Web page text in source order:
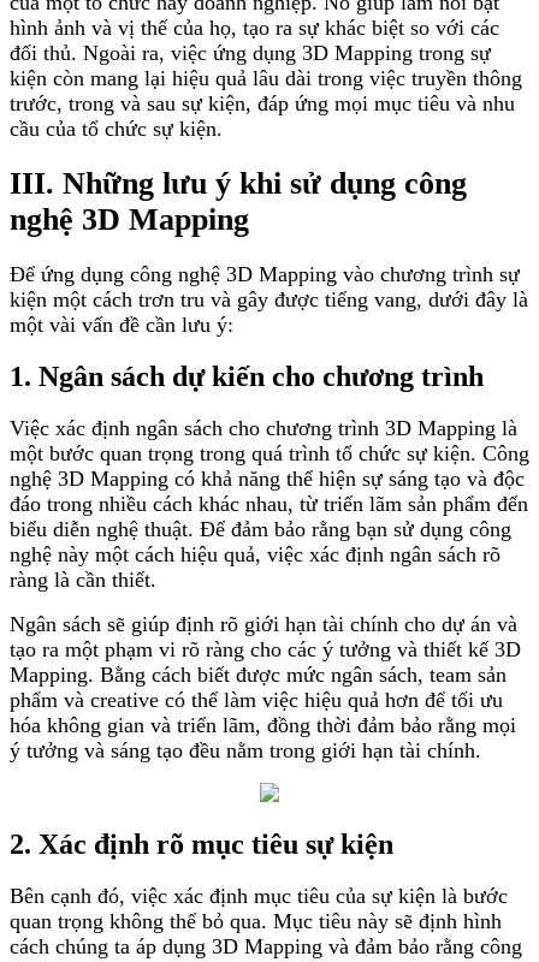
hình ảnh và vị thế của họ, tạo ra sự khác biệt so với các
đối thủ. Ngoài ra, việc ứng dụng 3D Mapping trong sự
kiện còn mang lại hiệu quả lâu dài trong việc truyền thông
trước, trong và sau sự kiện, đáp ứng mọi mục tiêu và nhu
cầu của tổ chức sự kiện.
III. Những lưu ý khi sử dụng công
nghệ 3D Mapping
Để ứng dụng công nghệ 3D Mapping vào chương trình sự
kiện một cách trơn tru và gây được tiếng vang, dưới đây là
một vài vấn đề cần lưu ý:
1. Ngân sách dự kiến cho chương trình
Việc xác định ngân sách cho chương trình 3D Mapping là
một bước quan trọng trong quá trình tổ chức sự kiện. Công
nghệ 3D Mapping có khả năng thể hiện sự sáng tạo và độc
đáo trong nhiều cách khác nhau, từ triển lãm sản phẩm đến
biểu diễn nghệ thuật. Để đảm bảo rằng bạn sử dụng công
nghệ này một cách hiệu quả, việc xác định ngân sách rõ
ràng là cần thiết.
Ngân sách sẽ giúp định rõ giới hạn tài chính cho dự án và
tạo ra một phạm vi rõ ràng cho các ý tưởng và thiết kế 3D
Mapping. Bằng cách biết được mức ngân sách, team sản
phẩm và creative có thể làm việc hiệu quả hơn để tối ưu
hóa không gian và triển lãm, đồng thời đảm bảo rằng mọi
ý tưởng và sáng tạo đều nằm trong giới hạn tài chính.
2. Xác định rõ mục tiêu sự kiện
Bên cạnh đó, việc xác định mục tiêu của sự kiện là bước
quan trọng không thể bỏ qua. Mục tiêu này sẽ định hình
cách chúng ta áp dụng 3D Mapping và đảm bảo rằng công